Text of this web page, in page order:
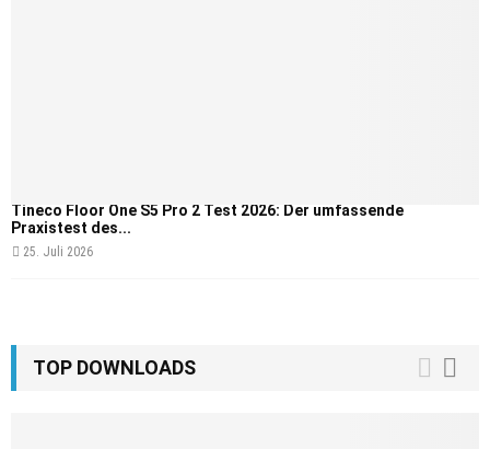
Tineco Floor One S5 Pro 2 Test 2026: Der umfassende
Praxistest des...
25. Juli 2026
TOP DOWNLOADS